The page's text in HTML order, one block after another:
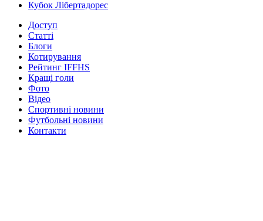
Кубок Лібертадорес
Доступ
Статті
Блоги
Котирування
Рейтинг IFFHS
Кращі голи
Фото
Відео
Спортивні новини
Футбольні новини
Контакти